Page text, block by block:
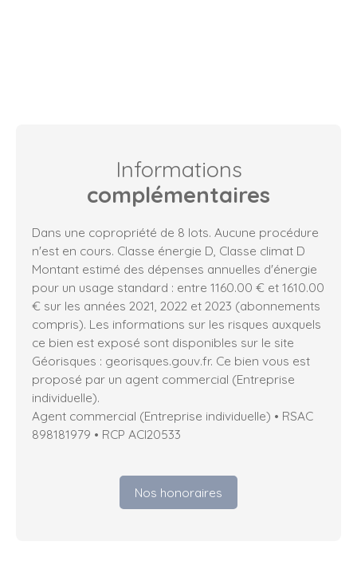
Informations
complémentaires
Dans une copropriété de 8 lots. Aucune procédure
n'est en cours. Classe énergie D, Classe climat D
Montant estimé des dépenses annuelles d'énergie
pour un usage standard : entre 1160.00 € et 1610.00
€ sur les années 2021, 2022 et 2023 (abonnements
compris). Les informations sur les risques auxquels
ce bien est exposé sont disponibles sur le site
Géorisques : georisques.gouv.fr. Ce bien vous est
proposé par un agent commercial (Entreprise
individuelle).
Agent commercial (Entreprise individuelle) • RSAC
898181979 • RCP ACI20533
Nos honoraires